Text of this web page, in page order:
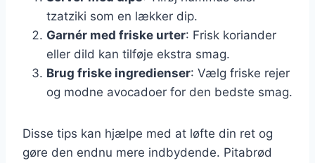
tzatziki som en lækker dip.
Garnér med friske urter: Frisk koriander
eller dild kan tilføje ekstra smag.
Brug friske ingredienser: Vælg friske rejer
og modne avocadoer for den bedste smag.
Disse tips kan hjælpe med at løfte din ret og
gøre den endnu mere indbydende. Pitabrød